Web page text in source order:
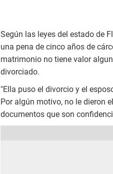
Según las leyes del estado de
una pena de cinco años de
matrimonio no tiene valor
divorciado.
"Ella puso el divorcio y el
Por algún motivo, no le dieron
documentos que son